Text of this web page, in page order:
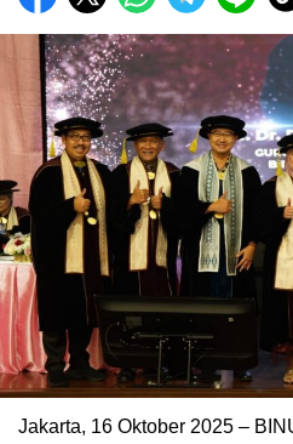
Jakarta, 16 Oktober 2025 –